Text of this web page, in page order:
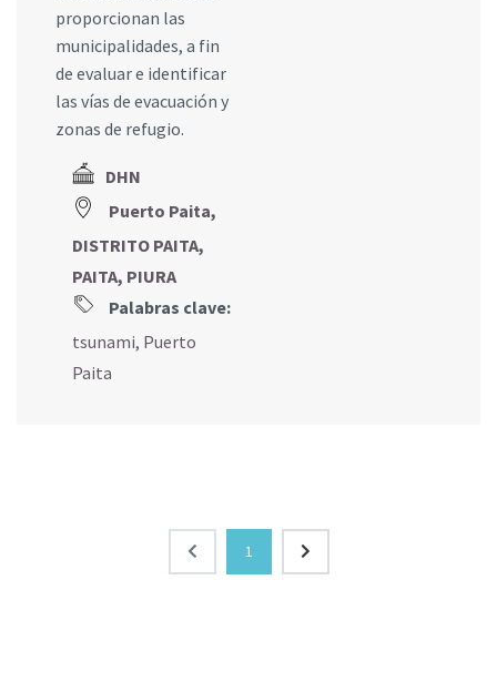
proporcionan las
municipalidades, a fin
de evaluar e identificar
las vías de evacuación y
zonas de refugio.
DHN
Puerto Paita,
DISTRITO PAITA,
PAITA, PIURA
Palabras clave:
tsunami, Puerto
Paita
1